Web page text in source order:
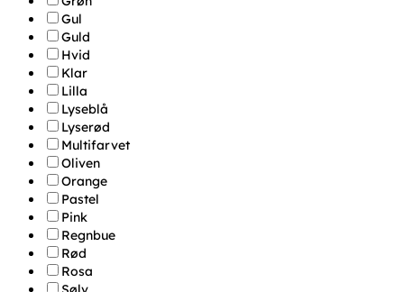
Gul
Guld
Hvid
Klar
Lilla
Lyseblå
Lyserød
Multifarvet
Oliven
Orange
Pastel
Pink
Regnbue
Rød
Rosa